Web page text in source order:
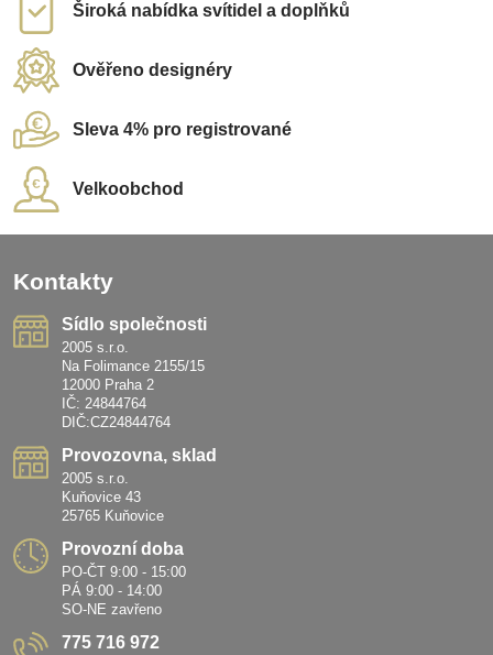
Široká nabídka svítidel a doplňků
Ověřeno designéry
Sleva 4% pro registrované
Velkoobchod
Kontakty
Sídlo společnosti
2005 s.r.o.
Na Folimance 2155/15
12000 Praha 2
IČ: 24844764
DIČ:CZ24844764
Provozovna, sklad
2005 s.r.o.
Kuňovice 43
25765 Kuňovice
Provozní doba
PO-ČT 9:00 - 15:00
PÁ 9:00 - 14:00
SO-NE zavřeno
775 716 972